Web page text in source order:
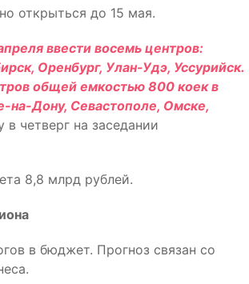
открыться до 15 мая.
ввести восемь центров:
Оренбург, Улан-Удэ, Уссурийск.
общей емкостью 800 коек в
на-Дону, Севастополе, Омске,
четверг на заседании
8,8 млрд рублей.
в бюджет. Прогноз связан со